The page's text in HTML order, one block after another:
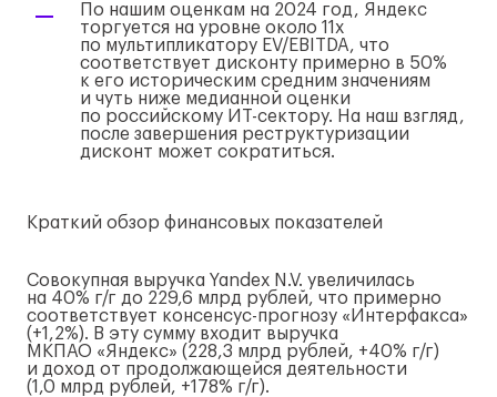
По нашим оценкам на 2024 год, Яндекс
торгуется на уровне около 11x
по мультипликатору EV/EBITDA, что
соответствует дисконту примерно в 50%
к его историческим средним значениям
и чуть ниже медианной оценки
по российскому ИТ-сектору. На наш взгляд,
после завершения реструктуризации
дисконт может сократиться.
Краткий обзор финансовых показателей
Совокупная выручка Yandex N.V. увеличилась
на 40% г/г до 229,6 млрд рублей, что примерно
соответствует консенсус-прогнозу «Интерфакса»
(+1,2%). В эту сумму входит выручка
МКП АО «Яндекс» (228,3 млрд рублей, +40% г/г)
и доход от продолжающейся деятельности
(1,0 млрд рублей, +178% г/г).